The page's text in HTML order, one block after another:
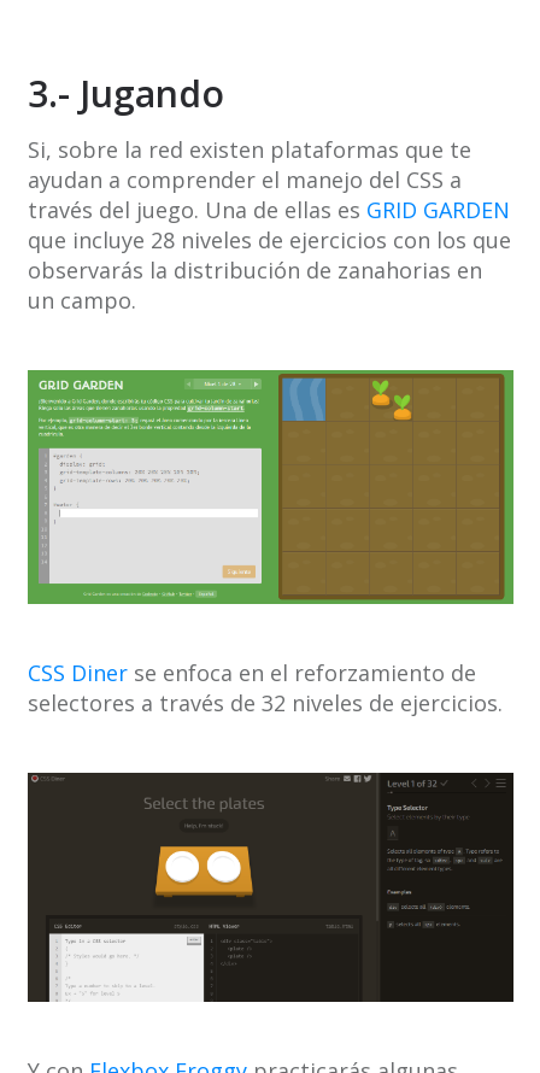
3.- Jugando
Si, sobre la red existen plataformas que te
ayudan a comprender el manejo del CSS a
través del juego. Una de ellas es GRID GARDEN
que incluye 28 niveles de ejercicios con los que
observarás la distribución de zanahorias en
un campo.
CSS Dinerse enfoca en el reforzamiento de
selectores a través de 32 niveles de ejercicios.